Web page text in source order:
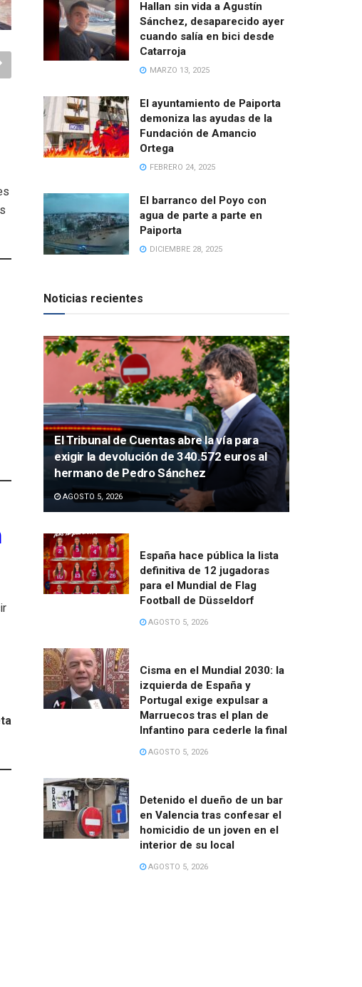
Hallan sin vida a Agustín
Sánchez, desaparecido ayer
cuando salía en bici desde
Catarroja
MARZO 13, 2025
El ayuntamiento de Paiporta
demoniza las ayudas de la
Fundación de Amancio
Ortega
FEBRERO 24, 2025
El barranco del Poyo con
agua de parte a parte en
Paiporta
DICIEMBRE 28, 2025
Noticias recientes
El Tribunal de Cuentas abre la vía para
exigir la devolución de 340.572 euros al
hermano de Pedro Sánchez
AGOSTO 5, 2026
España hace pública la lista
definitiva de 12 jugadoras
para el Mundial de Flag
Football de Düsseldorf
AGOSTO 5, 2026
Cisma en el Mundial 2030: la
izquierda de España y
Portugal exige expulsar a
Marruecos tras el plan de
Infantino para cederle la final
AGOSTO 5, 2026
Detenido el dueño de un bar
en Valencia tras confesar el
homicidio de un joven en el
interior de su local
AGOSTO 5, 2026